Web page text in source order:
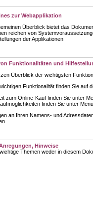
zur Webapplikation
Überblick bietet das
reichen von
der Applikationen
Funktionalitäten und
Überblick der wichtigsten
Funktionalität finden Sie auf
zum Online-Kauf finden Sie unter
finden Sie unter
an Ihren Namens- und
Hinweise
Themen weder in diesem